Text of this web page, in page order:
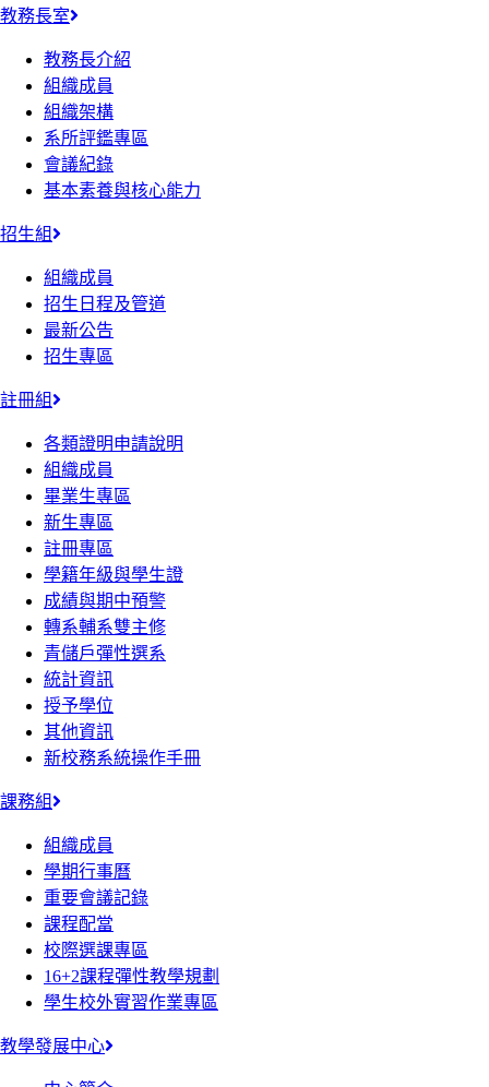
教務長室
教務長介紹
組織成員
組織架構
系所評鑑專區
會議紀錄
基本素養與核心能力
招生組
組織成員
招生日程及管道
最新公告
招生專區
註冊組
各類證明申請說明
組織成員
畢業生專區
新生專區
註冊專區
學籍年級與學生證
成績與期中預警
轉系輔系雙主修
青儲戶彈性選系
統計資訊
授予學位
其他資訊
新校務系統操作手冊
課務組
組織成員
學期行事曆
重要會議記錄
課程配當
校際選課專區
16+2課程彈性教學規劃
學生校外實習作業專區
教學發展中心